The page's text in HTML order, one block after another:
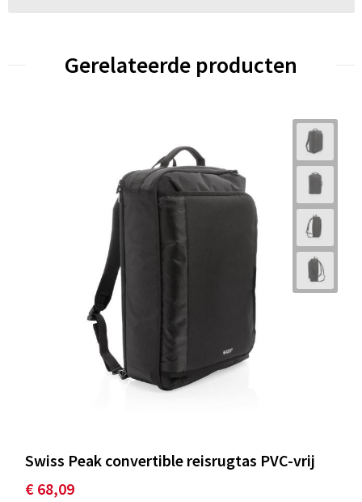
Gerelateerde producten
Swiss Peak convertible reisrugtas PVC-vrij
€ 68,09